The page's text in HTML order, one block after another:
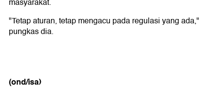
"Tetap aturan, tetap mengacu pada regulasi yang ada,"
pungkas dia.
(ond/isa)